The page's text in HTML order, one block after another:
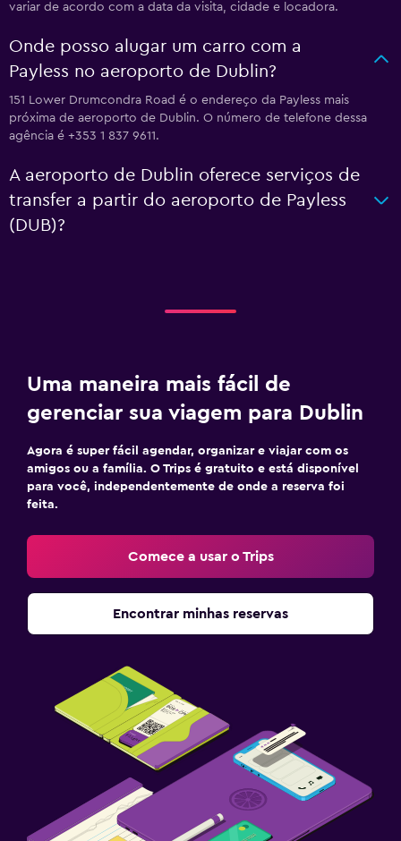
variar de acordo com a data da visita, cidade e locadora.
Onde posso alugar um carro com a
Payless no aeroporto de Dublin?
151 Lower Drumcondra Road é o endereço da Payless mais
próxima de aeroporto de Dublin. O número de telefone dessa
agência é +353 1 837 9611.
A aeroporto de Dublin oferece serviços de
transfer a partir do aeroporto de Payless
(DUB)?
Uma maneira mais fácil de
gerenciar sua viagem para Dublin
Agora é super fácil agendar, organizar e viajar com os
amigos ou a família. O Trips é gratuito e está disponível
para você, independentemente de onde a reserva foi
feita.
Comece a usar o Trips
Encontrar minhas reservas